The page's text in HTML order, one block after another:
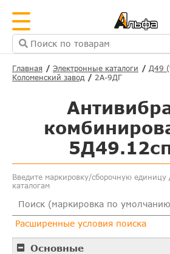
Главная Электронные каталоги
Д49
Коломенский завод
2А-9ДГ
Введите маркировку/сборочную единицу
каталогам
Расширенные условия поиска
Основные